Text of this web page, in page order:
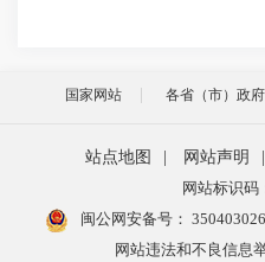
国家网站 各省（市）政府
站点地图 网站声明
网站标识码
闽公网安备号：
网站违法和不良信息